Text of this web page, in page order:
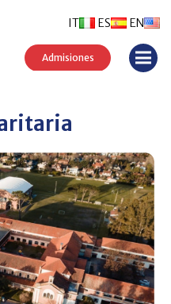
ES EN
IT
Admisiones